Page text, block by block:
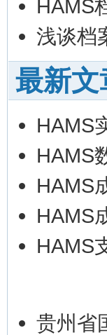
HAMS
浅谈档
最新文
HAMS
HAMS
HAMS
HAMS
HAMS
贵州省